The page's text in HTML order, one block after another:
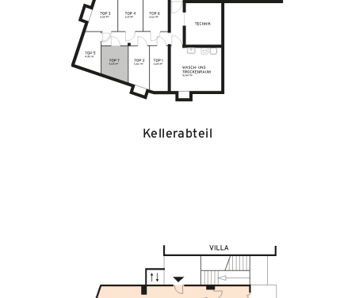
Kellerabteil